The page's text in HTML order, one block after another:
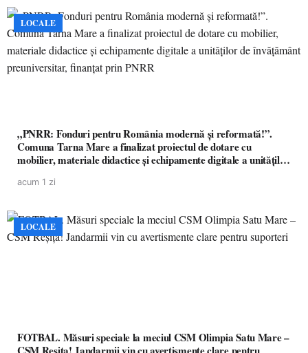
LOCALE
„PNRR: Fonduri pentru România modernă și reformată!”.
Comuna Tarna Mare a finalizat proiectul de dotare cu
mobilier, materiale didactice și echipamente digitale a unităților
acum 1 zi
LOCALE
FOTBAL. Măsuri speciale la meciul CSM Olimpia Satu Mare –